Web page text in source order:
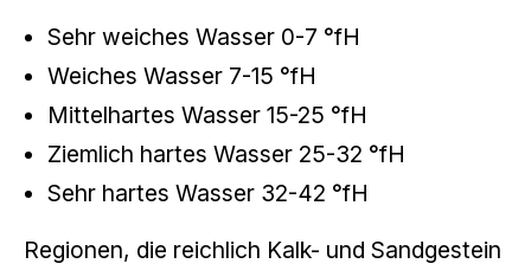
Sehr weiches Wasser 0-7 °fH
Weiches Wasser 7-15 °fH
Mittelhartes Wasser 15-25 °fH
Ziemlich hartes Wasser 25-32 °fH
Sehr hartes Wasser 32-42 °fH
Regionen, die reichlich Kalk- und Sandgestein